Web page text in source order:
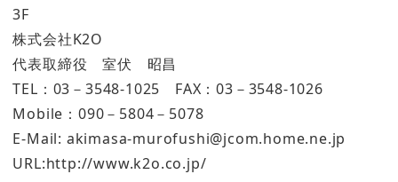
3F
株式会社K2O
代表取締役 室伏 昭昌
TEL：03－3548-1025 FAX：03－3548-1026
Mobile：090－5804－5078
E-Mail: akimasa-murofushi@jcom.home.ne.jp
URL:http://www.k2o.co.jp/